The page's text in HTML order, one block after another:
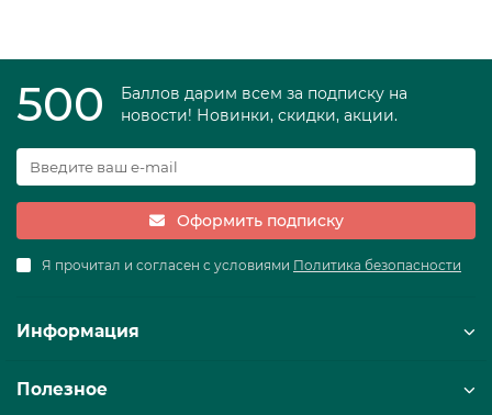
500
Баллов дарим всем за подписку на
новости! Новинки, скидки, акции.
Оформить подписку
Я прочитал и согласен с условиями Политика безопасности
Информация
Полезное